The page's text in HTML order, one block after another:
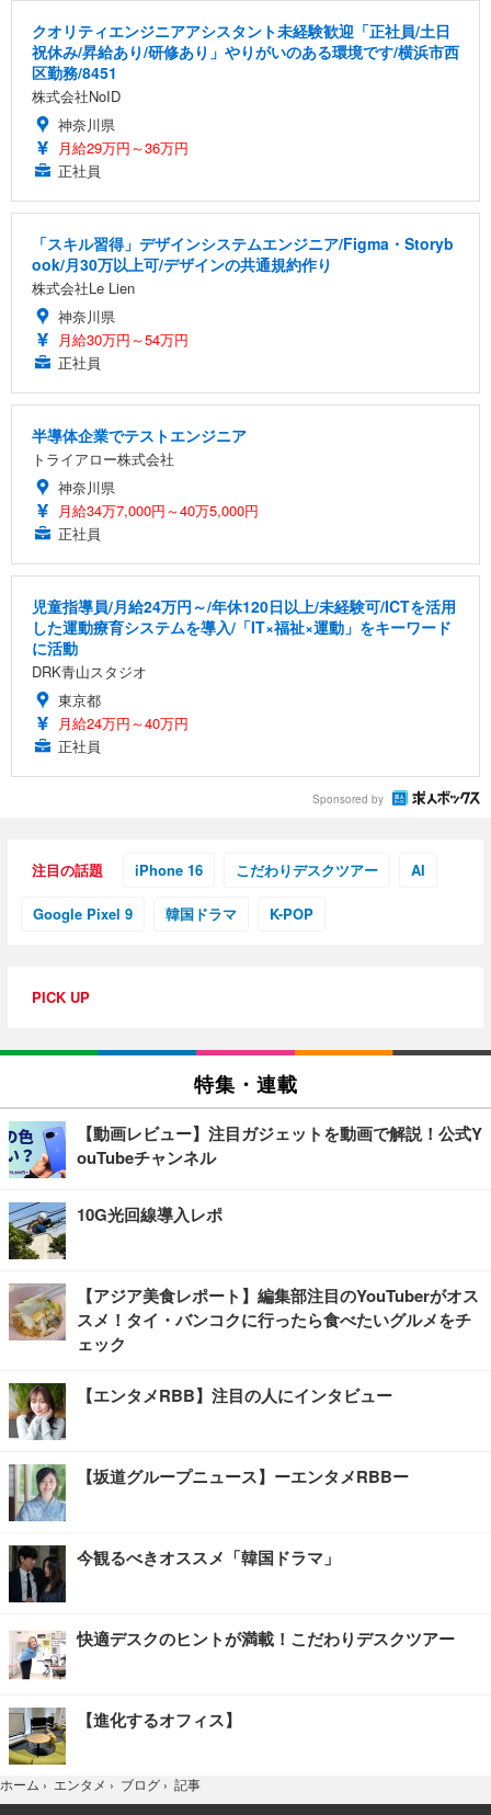
クオリティエンジニアアシスタント未経験歓迎「正社員/土日
祝休み/昇給あり/研修あり」やりがいのある環境です/横浜市西
区勤務/8451
株式会社NoID
神奈川県
月給29万円～36万円
正社員
「スキル習得」デザインシステムエンジニア/Figma・Storyb
ook/月30万以上可/デザインの共通規約作り
株式会社Le Lien
神奈川県
月給30万円～54万円
正社員
半導体企業でテストエンジニア
トライアロー株式会社
神奈川県
月給34万7,000円～40万5,000円
正社員
児童指導員/月給24万円～/年休120日以上/未経験可/ICTを活用
した運動療育システムを導入/「IT×福祉×運動」をキーワード
に活動
DRK青山スタジオ
東京都
月給24万円～40万円
正社員
Sponsored by
注目の話題 iPhone 16 こだわりデスクツアー AI
Google Pixel 9 韓国ドラマ K-POP
PICK UP
特集・連載
【動画レビュー】注目ガジェットを動画で解説！公式Y
ouTubeチャンネル
10G光回線導入レポ
【アジア美食レポート】編集部注目のYouTuberがオス
スメ！タイ・バンコクに行ったら食べたいグルメをチ
ェック
【エンタメRBB】注目の人にインタビュー
【坂道グループニュース】ーエンタメRBBー
今観るべきオススメ「韓国ドラマ」
快適デスクのヒントが満載！こだわりデスクツアー
【進化するオフィス】
ホーム › エンタメ › ブログ › 記事